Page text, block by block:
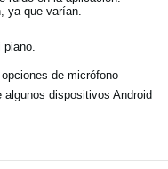
ya que varían.
piano.
de micrófono
dispositivos Android